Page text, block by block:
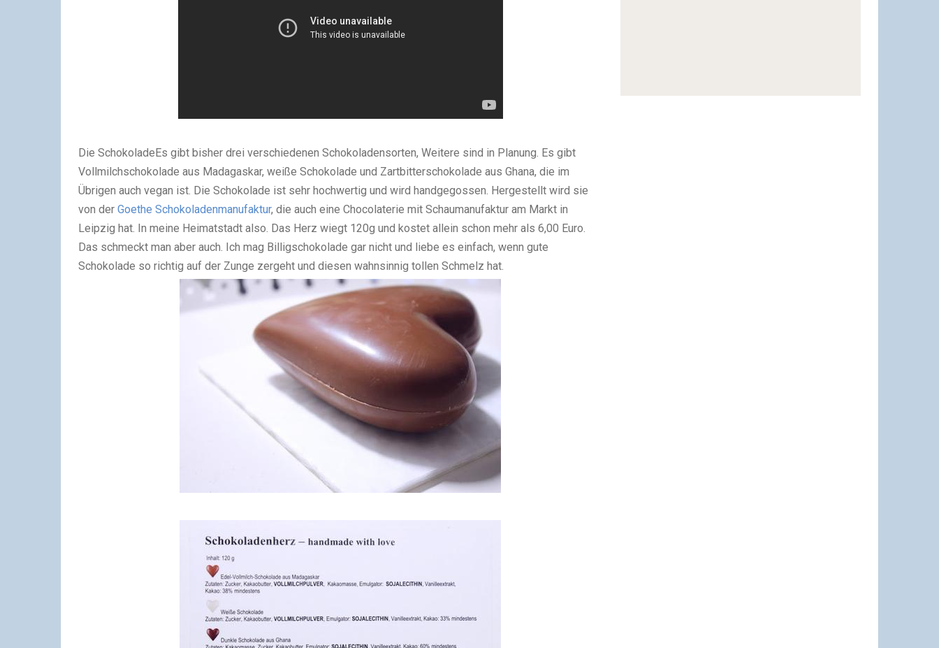
Die SchokoladeEs gibt bisher drei verschiedenen Schokoladensorten, Weitere sind in Planung. Es gibt
Vollmilchschokolade aus Madagaskar, weiße Schokolade und Zartbitterschokolade aus Ghana, die im
Übrigen auch vegan ist. Die Schokolade ist sehr hochwertig und wird handgegossen. Hergestellt wird sie
von der Goethe Schokoladenmanufaktur, die auch eine Chocolaterie mit Schaumanufaktur am Markt in
Leipzig hat. In meine Heimatstadt also. Das Herz wiegt 120g und kostet allein schon mehr als 6,00 Euro.
Das schmeckt man aber auch. Ich mag Billigschokolade gar nicht und liebe es einfach, wenn gute
Schokolade so richtig auf der Zunge zergeht und diesen wahnsinnig tollen Schmelz hat.